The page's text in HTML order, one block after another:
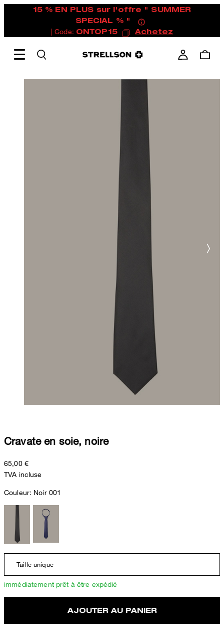
15 % EN PLUS sur l'offre " SUMMER
SPECIAL % "
| Code: ONTOP15 Achetez
Cravate en soie, noire
65,00 €
TVA incluse
Couleur: Noir 001
Taille unique
immédiatement prêt à être expédié
AJOUTER AU PANIER